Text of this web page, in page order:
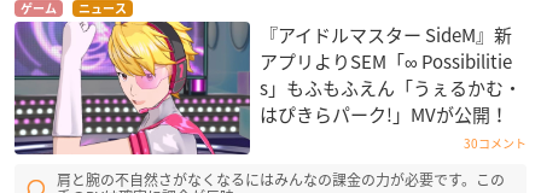
ゲーム ニュース
『アイドルマスター SideM』新
アプリよりSEM「∞ Possibilitie
s」もふもふえん「うぇるかむ・
はぴきらパーク!」MVが公開！
30コメント
肩と腕の不自然さがなくなるにはみんなの課金の力が必要です。この